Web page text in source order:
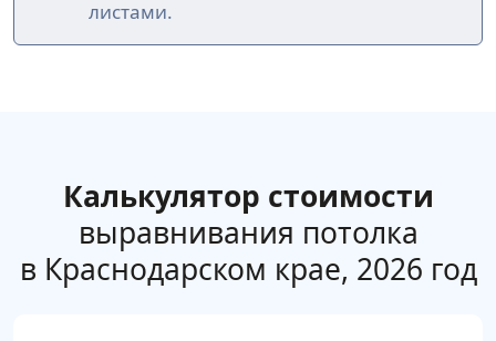
листами.
Калькулятор стоимости
выравнивания потолка
в Краснодарском крае, 2026 год